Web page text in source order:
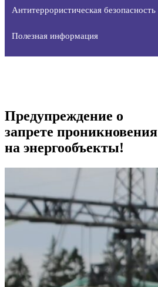
Антитеррористическая безопасность
Полезная информация
Предупреждение о
запрете проникновения
на энергообъекты!